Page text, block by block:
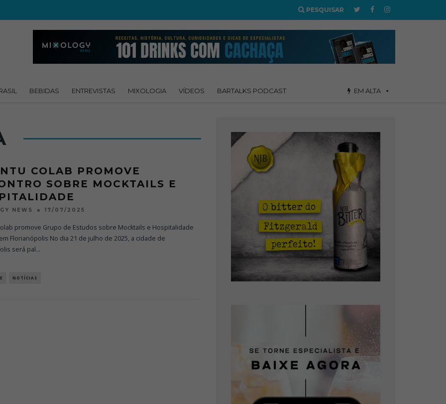
PESQUISAR
BEBIDAS ENTREVISTAS MIXOLOGIA VÍDEOS BARTALKS PODCAST EM ALTA
COLAB PROMOVE
SOBRE MOCKTAILS E
NEWS 17/07/2025
promove Grupo de Estudos sobre Mocktails e Hospitalidade
Florianópolis No dia 21 de julho de 2025, a cidade de
será pal...
NOTÍCIAS